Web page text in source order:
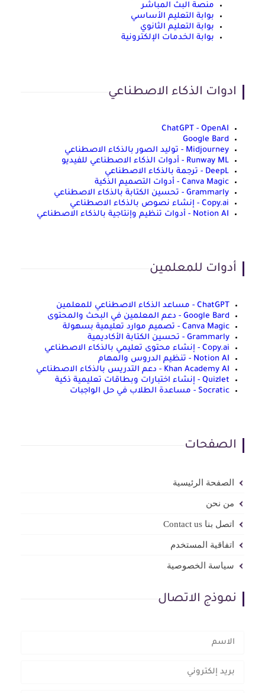
منصة البث المباشر
بوابة التعليم الأساسي
بوابة التعليم الثانوي
بوابة الخدمات الإلكترونية
ادوات الذكاء الاصطناعي
ChatGPT - OpenAI
Google Bard
Midjourney - توليد الصور بالذكاء الاصطناعي
Runway ML - أدوات الذكاء الاصطناعي للفيديو
DeepL - ترجمة بالذكاء الاصطناعي
Canva Magic - أدوات التصميم الذكية
Grammarly - تحسين الكتابة بالذكاء الاصطناعي
Copy.ai - إنشاء نصوص بالذكاء الاصطناعي
Notion AI - أدوات تنظيم وإنتاجية بالذكاء الاصطناعي
أدوات للمعلمين
ChatGPT - مساعد الذكاء الاصطناعي للمعلمين
Google Bard - دعم المعلمين في البحث والمحتوى
Canva Magic - تصميم موارد تعليمية بسهولة
Grammarly - تحسين الكتابة الأكاديمية
Copy.ai - إنشاء محتوى تعليمي بالذكاء الاصطناعي
Notion AI - تنظيم الدروس والمهام
Khan Academy AI - دعم التدريس بالذكاء الاصطناعي
Quizlet - إنشاء اختبارات وبطاقات تعليمية ذكية
Socratic - مساعدة الطلاب في حل الواجبات
الصفحات
الصفحة الرئيسية
من نحن
اتصل بنا Contact us
اتفاقية المستخدم
سياسة الخصوصية
نموذج الاتصال